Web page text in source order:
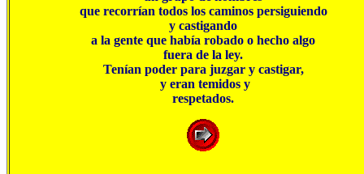
que recorrían todos los caminos persiguiendo
y castigando
a la gente que había robado o hecho algo
fuera de la ley.
Tenían poder para juzgar y castigar,
y eran temidos y